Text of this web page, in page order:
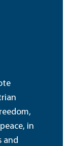
in
and